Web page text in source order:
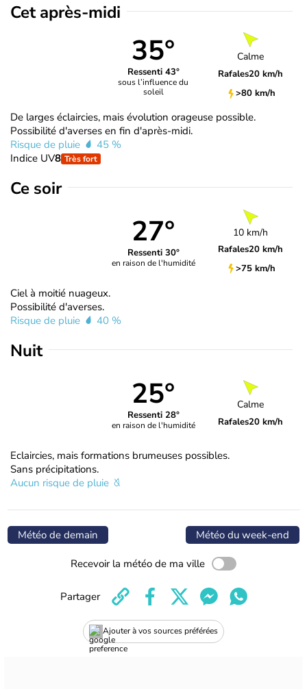
Cet après-midi
35°
Ressenti 43°
sous l’influence du
soleil
Calme
Rafales20 km/h
>80 km/h
De larges éclaircies, mais évolution orageuse possible.
Possibilité d'averses en fin d'après-midi.
Risque de pluie
45 %
Indice UV8 Très fort
Ce soir
27°
Ressenti 30°
en raison de l'humidité
10 km/h
Rafales20 km/h
>75 km/h
Ciel à moitié nuageux.
Possibilité d'averses.
Risque de pluie
40 %
Nuit
25°
Ressenti 28°
en raison de l'humidité
Calme
Rafales20 km/h
Eclaircies, mais formations brumeuses possibles.
Sans précipitations.
Aucun risque de pluie
Météo de demain Météo du week-end
Recevoir la météo de ma ville
Ajouter à vos sources préférées
Partager